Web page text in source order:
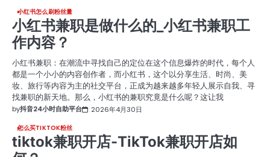
小红书怎么刷粉丝量
小红书兼职是做什么的_小红书兼职工
作内容？
小红书兼职：在潮流中寻找自己的定位在这个信息爆炸的时代，每个人
都是一个小小的内容创作者，而小红书，这个以分享生活、时尚、美
妆、旅行等内容为主的社交平台，正成为越来越多年轻人展示自我、寻
找兼职的新天地。那么，小红书的兼职究竟是什么呢？这让我
by抖音24小时自助平台 2026年4月30日
怎么买TIKTOK粉丝
tiktok兼职开店-TikTok兼职开店如